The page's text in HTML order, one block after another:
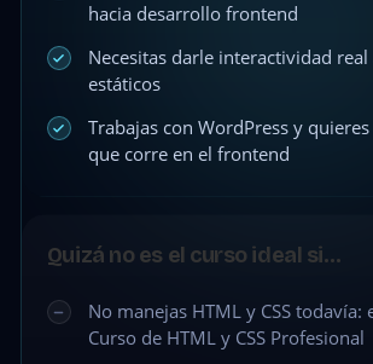
hacia desarrollo frontend
Necesitas darle interactividad
estáticos
Trabajas con WordPress y quieres
que corre en el frontend
Quizá no es el curso ideal si…
No manejas HTML y CSS todavía:
Curso de HTML y CSS Profesional